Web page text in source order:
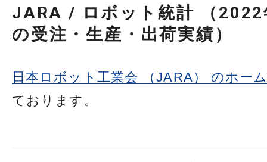
JARA / ロボット統計 （2022
の受注・生産・出荷実績）
日本ロボット工業会 （JARA） のホー
ております。